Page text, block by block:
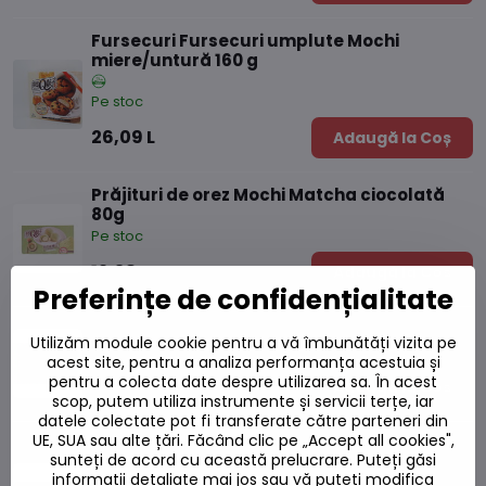
Fursecuri Fursecuri umplute Mochi
miere/untură 160 g
Pe stoc
26,09 L Adaugă la Coș
Prăjituri de orez Mochi Matcha ciocolată
80g
Pe stoc
12,38 L Adaugă la Coș
Pe stoc
37,39 L Adaugă la Coș
Prăjituri cu orez Mochi căpșuni ciocolată
80g
Preferințe de confidențialitate
Utilizăm module cookie pentru a vă îmbunătăți vizita pe
acest site, pentru a analiza performanța acestuia și
pentru a colecta date despre utilizarea sa. În acest
scop, putem utiliza instrumente și servicii terțe, iar
datele colectate pot fi transferate către parteneri din
UE, SUA sau alte țări. Făcând clic pe „Accept all cookies",
sunteți de acord cu această prelucrare. Puteți găsi
informații detaliate mai jos sau vă puteți modifica